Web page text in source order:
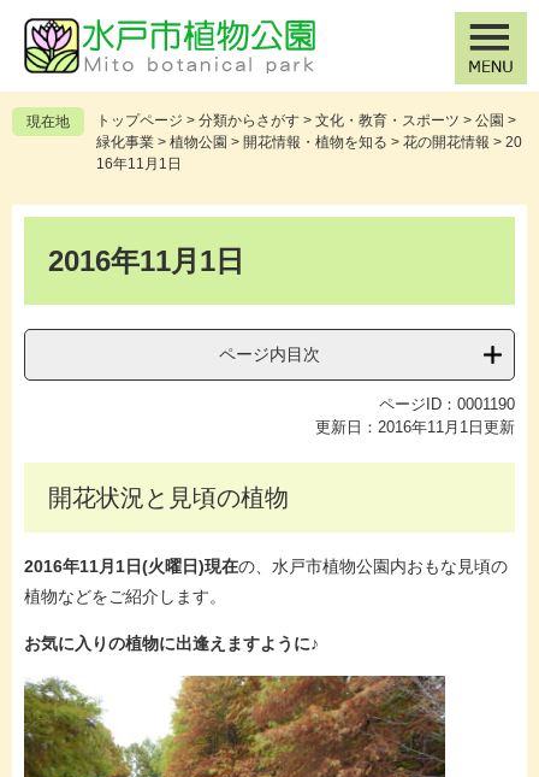
の
先
頭
ー
を
飛
現在地 トップページ > 分類からさがす > 文化・教育・スポーツ > 公園 >
緑化事業 > 植物公園 > 開花情報・植物を知る > 花の開花情報 > 20
16年11月1日
2016年11月1日
ページ内目次
ページID：0001190
更新日：2016年11月1日更新
開花状況と見頃の植物
2016年11月1日(火曜日)現在の、水戸市植物公園内おもな見頃の
植物などをご紹介します。
お気に入りの植物に出逢えますように♪